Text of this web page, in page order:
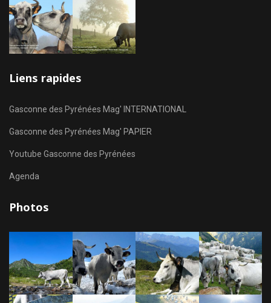
Liens rapides
Gasconne des Pyrénées Mag' INTERNATIONAL
Gasconne des Pyrénées Mag' PAPIER
Youtube Gasconne des Pyrénées
Agenda
Photos